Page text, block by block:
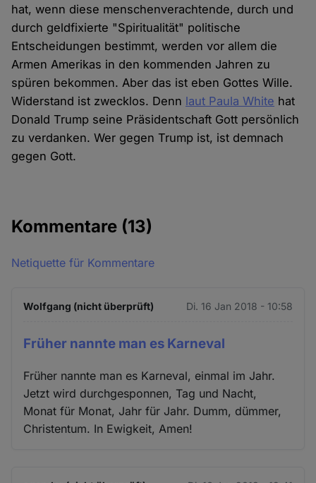
hat, wenn diese menschenverachtende, durch und
durch geldfixierte "Spiritualität" politische
Entscheidungen bestimmt, werden vor allem die
Armen Amerikas in den kommenden Jahren zu
spüren bekommen. Aber das ist eben Gottes Wille.
Widerstand ist zwecklos. Denn laut Paula White hat
Donald Trump seine Präsidentschaft Gott persönlich
zu verdanken. Wer gegen Trump ist, ist demnach
gegen Gott.
Kommentare (13)
Netiquette für Kommentare
Wolfgang (nicht überprüft) Di. 16 Jan 2018 - 10:58
Früher nannte man es Karneval
Früher nannte man es Karneval, einmal im Jahr.
Jetzt wird durchgesponnen, Tag und Nacht,
Monat für Monat, Jahr für Jahr. Dumm, dümmer,
Christentum. In Ewigkeit, Amen!